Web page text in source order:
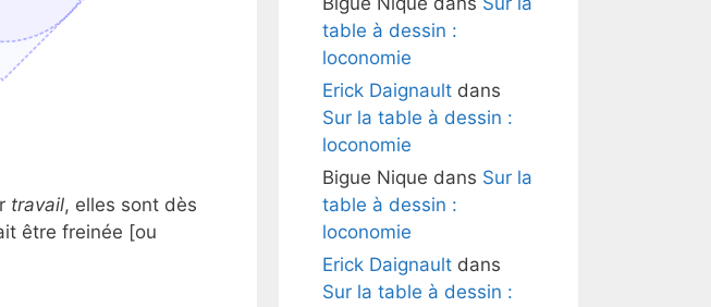
travail, elles sont dès
être freinée [ou
table à dessin :
loconomie
Erick Daignault dans
Sur la table à dessin :
loconomie
Bigue Nique dans Sur la
table à dessin :
loconomie
Erick Daignault dans
Sur la table à dessin :